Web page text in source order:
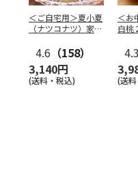
＜ご自宅用＞夏小夏
（ナツコナツ）家庭
4.6 （158）
3,140円
(送料・税込)
＜お
白桃
4.3
(送